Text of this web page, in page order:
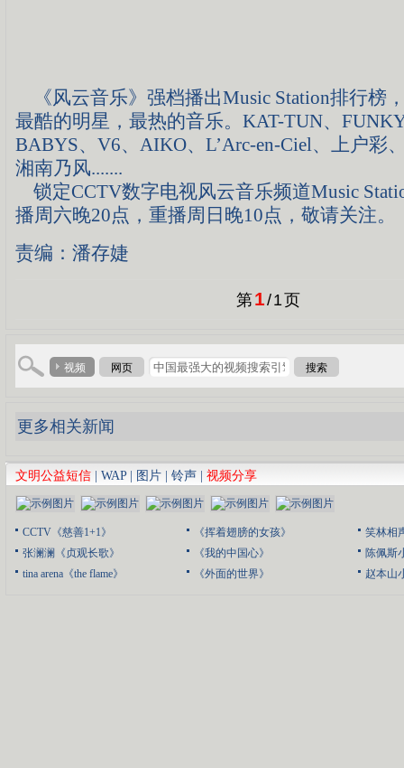
《风云音乐》强档播出Music Station排行榜
最酷的明星，最热的音乐。KAT-TUN、
BABYS、V6、AIKO、L’Arc-en-Ciel、上户彩
湘南乃风.......
锁定CCTV数字电视风云音乐频道Music
播周六晚20点，重播周日晚10点，敬请关注。
责编：潘存婕
第1/1页
视频 网页 搜索
更多相关新闻
文明公益短信 WAP| 图片 铃声 视频分享
CCTV《慈善1+1》
张澜澜《贞观长歌》
tina arena《the flame》
《挥着翅膀的女孩》
《我的中国心》
《外面的世界》
笑林相
陈佩斯
赵本山